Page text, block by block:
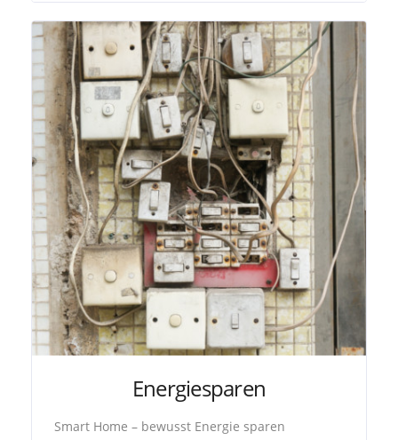
Energiesparen
Smart Home – bewusst Energie sparen